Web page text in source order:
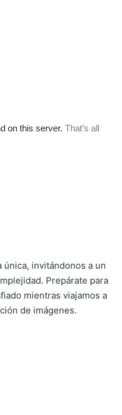
única, invitándonos a un
Prepárate para
mientras viajamos a
de imágenes.